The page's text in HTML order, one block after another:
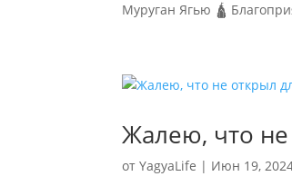
Муруган Ягью 🛕
Жалею, что не
отYagyaLife | Июн 19,